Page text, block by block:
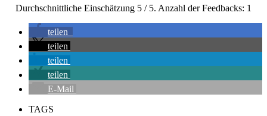
Durchschnittliche Einschätzung 5 / 5. Anzahl der Feedbacks: 1
teilen
teilen
teilen
teilen
E-Mail
TAGS